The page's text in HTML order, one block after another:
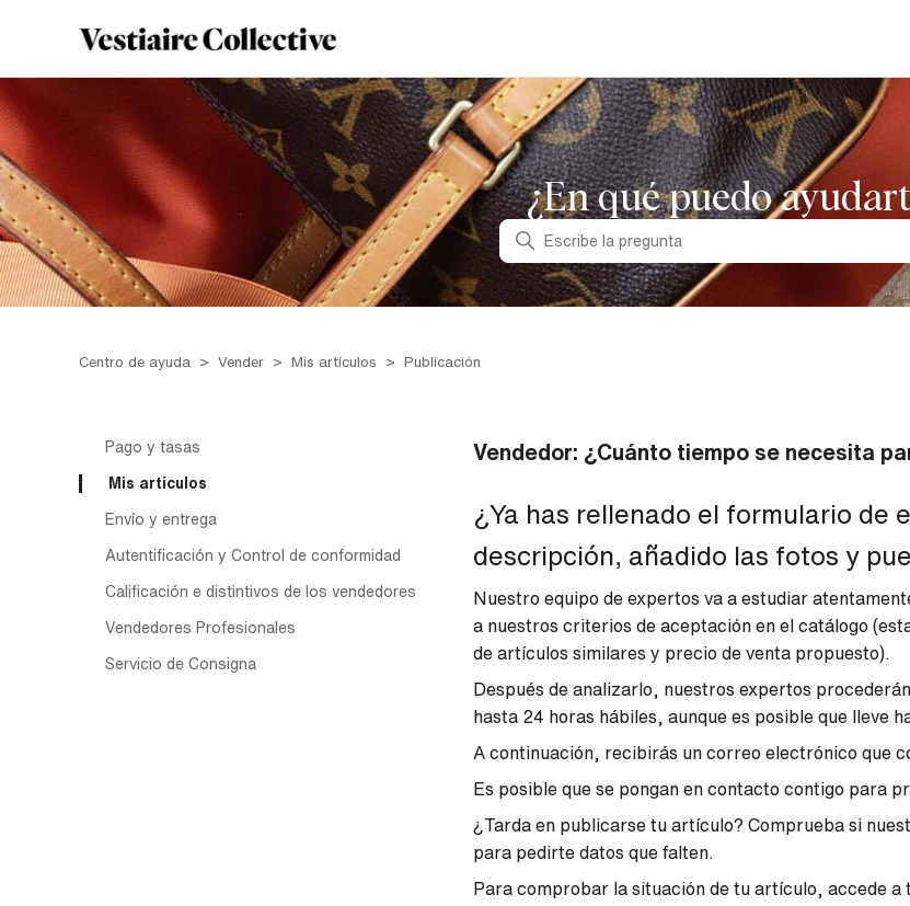
¿En qué puedo
Búsqueda
Centro de ayuda Vender Mis artículos Publicación
Pago y tasas
Mis artículos
Envío y entrega
Autentificación y Control de conformidad
Calificación e distintivos de los vendedores
Vendedores Profesionales
Servicio de Consigna
Vendedor: ¿Cuánto tiempo se necesita
¿Ya has rellenado el formulario de
descripción, añadido las fotos y
Nuestro equipo de expertos va a estudiar
a nuestros criterios de aceptación en el catálogo
de artículos similares y precio de venta propuesto).
Después de analizarlo, nuestros expertos
hasta 24 horas hábiles, aunque es posible que lleve
A continuación, recibirás un correo electrónico que
Es posible que se pongan en contacto contigo para
¿Tarda en publicarse tu artículo? Comprueba si
para pedirte datos que falten.
Para comprobar la situación de tu artículo, accede a